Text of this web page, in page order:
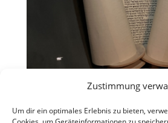
Zustimmung
Um dir ein optimales Erlebnis zu bieten,